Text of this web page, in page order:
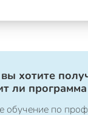
хотите
ли
по